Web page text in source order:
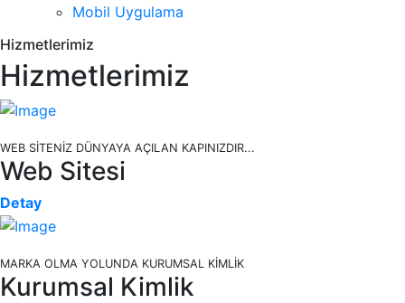
Mobil Uygulama
Hizmetlerimiz
Hizmetlerimiz
WEB SİTENİZ DÜNYAYA AÇILAN KAPINIZDIR...
Web Sitesi
Detay
MARKA OLMA YOLUNDA KURUMSAL KİMLİK
Kurumsal Kimlik